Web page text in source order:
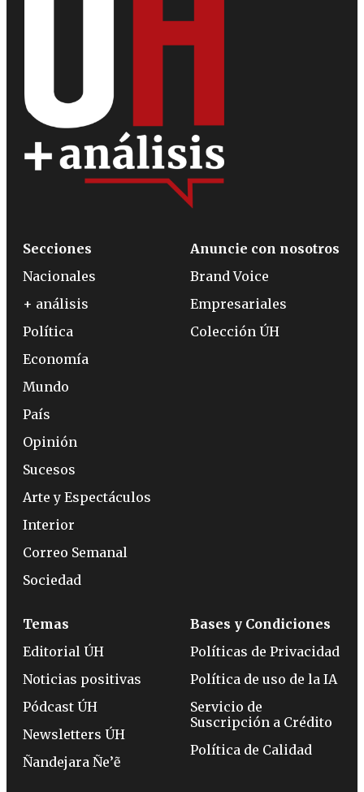
Secciones
Nacionales
+ análisis
Política
Economía
Mundo
País
Opinión
Sucesos
Arte y Espectáculos
Interior
Correo Semanal
Sociedad
Anuncie con nosotros
Brand Voice
Empresariales
Colección ÚH
Temas
Editorial ÚH
Noticias positivas
Pódcast ÚH
Newsletters ÚH
Ñandejara Ñe’ẽ
Bases y Condiciones
Políticas de Privacidad
Política de uso de la IA
Servicio de
Suscripción a Crédito
Política de Calidad